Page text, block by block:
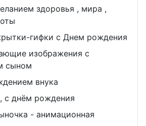
здоровья , мира ,
гифки с Днем рождения
изображения с
сыном
внука
с днём рождения
- анимационная